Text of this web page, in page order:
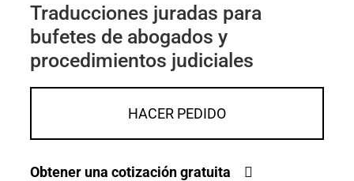
Traducciones juradas para
bufetes de abogados y
procedimientos judiciales
HACER PEDIDO
Obtener una cotización gratuita